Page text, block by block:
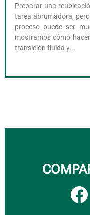
Preparar una
tarea abrumadora,
proceso puede ser
mostramos cómo
transición fluida y...